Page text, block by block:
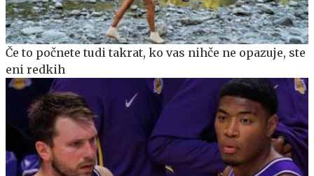
Če to počnete tudi takrat, ko vas nihče ne opazuje, ste
eni redkih